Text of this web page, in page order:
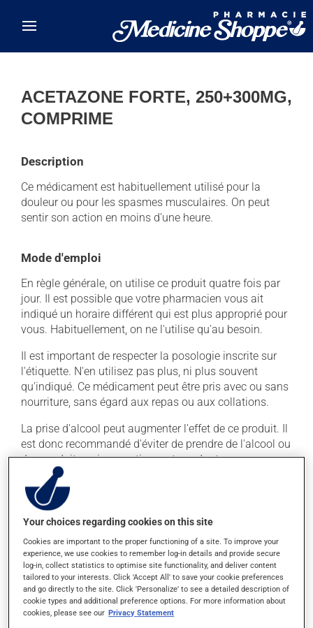
ACETAZONE FORTE, 250+300MG,
COMPRIME
Description
Ce médicament est habituellement utilisé pour la
douleur ou pour les spasmes musculaires. On peut
sentir son action en moins d'une heure.
Mode d'emploi
En règle générale, on utilise ce produit quatre fois par
jour. Il est possible que votre pharmacien vous ait
indiqué un horaire différent qui est plus approprié pour
vous. Habituellement, on ne l'utilise qu'au besoin.
Il est important de respecter la posologie inscrite sur
l'étiquette. N'en utilisez pas plus, ni plus souvent
qu'indiqué. Ce médicament peut être pris avec ou sans
nourriture, sans égard aux repas ou aux collations.
La prise d'alcool peut augmenter l'effet de ce produit. Il
est donc recommandé d'éviter de prendre de l'alcool ou
des produits qui en contiennent pendant que vous
utilisez ce médicament.
Effets indésirables
En plus de ses effets recherchés, ce produit peut à
l'occasion entraîner certains effets indésirables (effets
secondaires), notamment :
il peut causer des étourdissements ou vous endormir
- soyez prudent avant de prendre le volant;
Your choices regarding cookies on this site
Cookies are important to the proper functioning of a site. To improve your
experience, we use cookies to remember log-in details and provide secure
log-in, collect statistics to optimise site functionality, and deliver content
tailored to your interests. Click 'Accept All' to save your cookie preferences
and go directly to the site. Click 'Personalize' to see a detailed description of
cookie types and additional preference options. For more information about
cookies, please see our Privacy Statement